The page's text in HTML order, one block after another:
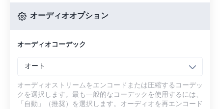
オーディオオプション
オーディオコーデック
オート
オーディオストリームをエンコードまたは圧縮するコーデッ
クを選択します。最も一般的なコーデックを使用するには、
「自動」（推奨）を選択します。オーディオを再エンコード